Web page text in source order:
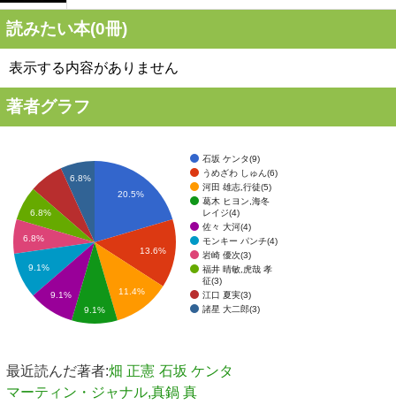
読みたい本(0冊)
表示する内容がありません
著者グラフ
石坂 ケンタ(9)
うめざわ しゅん(6)
河田 雄志,行徒(5)
葛木 ヒヨン,海冬
レイジ(4)
佐々 大河(4)
モンキー パンチ(4)
岩崎 優次(3)
福井 晴敏,虎哉 孝
征(3)
江口 夏実(3)
諸星 大二郎(3)
20.5%
13.6%
11.4%
6.8%
6.8%
6.8%
9.1%
9.1%
9.1%
最近読んだ著者:畑 正憲 石坂 ケンタ
マーティン・ジャナル,真鍋 真